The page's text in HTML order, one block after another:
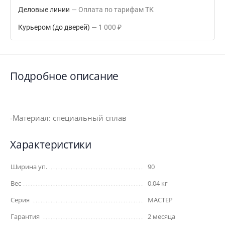
Деловые линии Оплата по тарифам ТК
Курьером (до дверей) 1 000 ₽
Подробное описание
-Материал: специальный сплав
Характеристики
Ширина уп.
90
Вес
0.04 кг
Серия
МАСТЕР
Гарантия
2 месяца